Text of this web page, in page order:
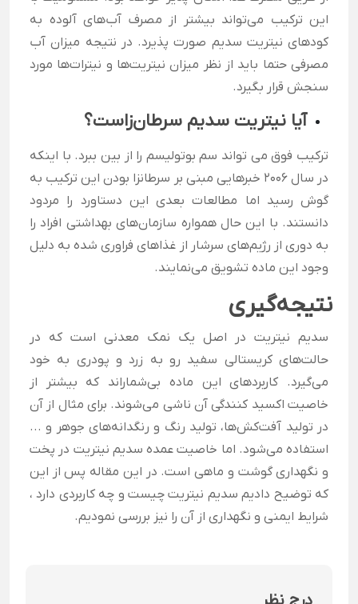
این ترکیب می‌تواند بیشتر از مصرف آب‌های آلوده به
کودهای نیتریت سدیم صورت پذیرد. در نتیجه میزان آب
مصرفی حتما باید از نظر میزان نیتریت‌ها و نیترات‌ها مورد
سنجش قرار بگیرد.
آیا نیتریت سدیم سرطان‌زاست؟
ترکیب فوق می تواند سم بوتولیسم را از بین ببرد. با اینکه
در سال 2006 خبرهایی مبنی بر سرطانزا بودن این ترکیب به
گوش رسید اما مطالعات بعدی این دستاورد را مردود
دانستند. با این حال همواره سازمان‌های بهداشتی افراد را
به دوری از رژیم‌های سرشار از غذا‌های فراوری شده به دلیل
وجود این ماده تشویق می‌نمایند.
نتیجه‌گیری
سدیم نیتریت در اصل یک نمک معدنی است که در
حالت‌های کریستالی سفید رو به زرد و پودری به خود
می‌گیرد. کاربرد‌های این ماده بی‌شماراند که بیشتر از
خاصیت اکسید کنندگی آن ناشی می‌شوند. برای مثال از آن
در تولید آفت‌کش‌ها، تولید رنگ و رنگدانه‌های جوهر و ...
استفاده می‌شود. اما خاصیت عمده سدیم نیتریت در پخت
و نگهداری گوشت و ماهی است. در این مقاله پس از این
که توضیح دادیم سدیم نیتریت چیست و چه کاربردی دارد ،
شرایط ایمنی و نگهداری از آن را نیز بررسی نمودیم.